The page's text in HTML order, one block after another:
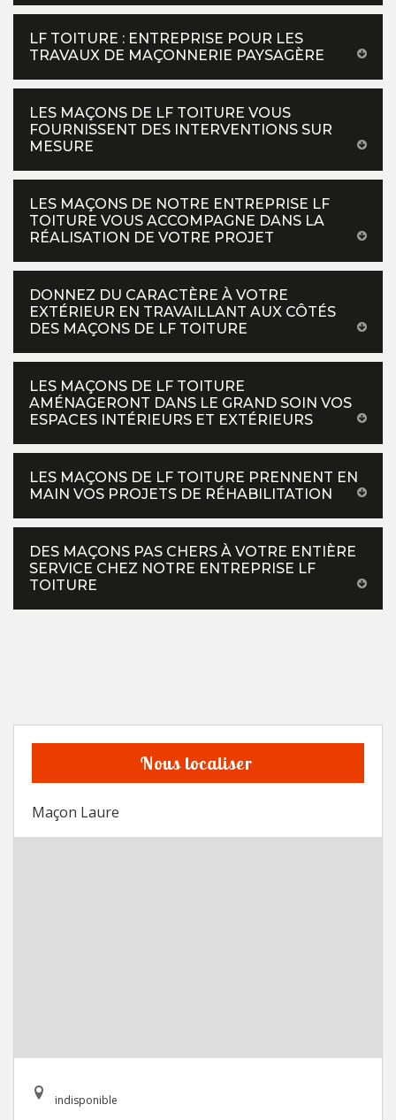
LF TOITURE : ENTREPRISE POUR LES
TRAVAUX DE MAÇONNERIE PAYSAGÈRE
LES MAÇONS DE LF TOITURE VOUS
FOURNISSENT DES INTERVENTIONS SUR
MESURE
LES MAÇONS DE NOTRE ENTREPRISE LF
TOITURE VOUS ACCOMPAGNE DANS LA
RÉALISATION DE VOTRE PROJET
DONNEZ DU CARACTÈRE À VOTRE
EXTÉRIEUR EN TRAVAILLANT AUX CÔTÉS
DES MAÇONS DE LF TOITURE
LES MAÇONS DE LF TOITURE
AMÉNAGERONT DANS LE GRAND SOIN VOS
ESPACES INTÉRIEURS ET EXTÉRIEURS
LES MAÇONS DE LF TOITURE PRENNENT EN
MAIN VOS PROJETS DE RÉHABILITATION
DES MAÇONS PAS CHERS À VOTRE ENTIÈRE
SERVICE CHEZ NOTRE ENTREPRISE LF
TOITURE
Nous localiser
Maçon Laure
indisponible